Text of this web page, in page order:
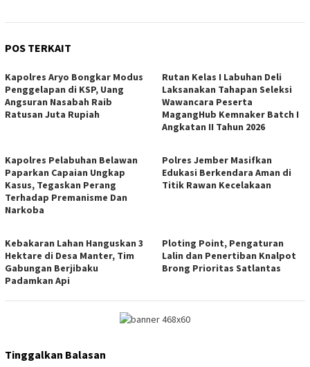
POS TERKAIT
Kapolres Aryo Bongkar Modus
Penggelapan di KSP, Uang
Angsuran Nasabah Raib
Ratusan Juta Rupiah
Rutan Kelas I Labuhan Deli
Laksanakan Tahapan Seleksi
Wawancara Peserta
MagangHub Kemnaker Batch I
Angkatan II Tahun 2026
Kapolres Pelabuhan Belawan
Paparkan Capaian Ungkap
Kasus, Tegaskan Perang
Terhadap Premanisme Dan
Narkoba
Polres Jember Masifkan
Edukasi Berkendara Aman di
Titik Rawan Kecelakaan
Kebakaran Lahan Hanguskan 3
Hektare di Desa Manter, Tim
Gabungan Berjibaku
Padamkan Api
Ploting Point, Pengaturan
Lalin dan Penertiban Knalpot
Brong Prioritas Satlantas
Tinggalkan Balasan